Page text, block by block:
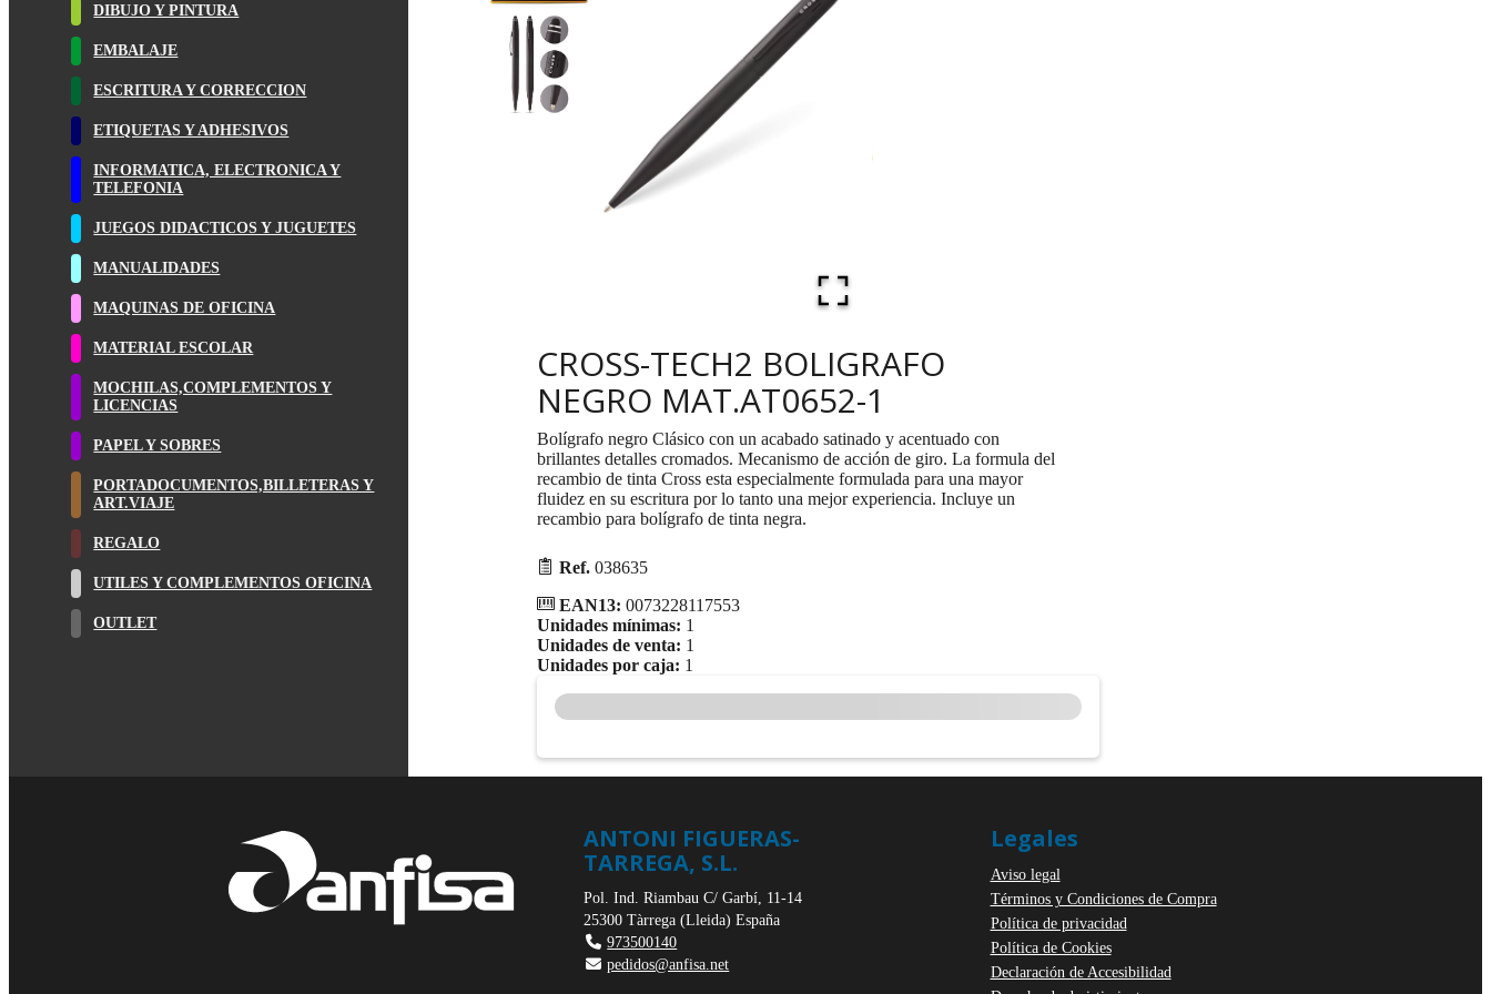
DIBUJO Y PINTURA
EMBALAJE
ESCRITURA Y CORRECCION
ETIQUETAS Y ADHESIVOS
INFORMATICA, ELECTRONICA Y
TELEFONIA
JUEGOS DIDACTICOS Y JUGUETES
MANUALIDADES
MAQUINAS DE OFICINA
MATERIAL ESCOLAR
MOCHILAS,COMPLEMENTOS Y
LICENCIAS
PAPEL Y SOBRES
PORTADOCUMENTOS,BILLETERAS Y
ART.VIAJE
REGALO
UTILES Y COMPLEMENTOS OFICINA
OUTLET
CROSS-TECH2 BOLIGRAFO
NEGRO MAT.AT0652-1
Bolígrafo negro Clásico con un acabado satinado y acentuado con
brillantes detalles cromados. Mecanismo de acción de giro. La formula del
recambio de tinta Cross esta especialmente formulada para una mayor
fluidez en su escritura por lo tanto una mejor experiencia. Incluye un
recambio para bolígrafo de tinta negra.
Ref. 038635
EAN13: 0073228117553
Unidades mínimas: 1
Unidades de venta: 1
Unidades por caja: 1
ANTONI FIGUERAS-
TARREGA, S.L.
Pol. Ind. Riambau C/ Garbí, 11-14
25300 Tàrrega(Lleida) España
973500140
pedidos@anfisa.net
Legales
Aviso legal
Términos y Condiciones de Compra
Política de privacidad
Política de Cookies
Declaración de Accesibilidad